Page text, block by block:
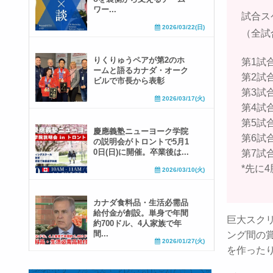
試合ス
（全
第1試
第2試
第3試
第4試
第5試
第6試
第7試
*先に4
巨大スク
ング間の
を作った
ワー...
2026/03/22(日)
りくりゅうペアが第2のホ
ームと語るカナダ・オーク
ビルで市長から表彰
2026/03/17(火)
慶應義塾ニューヨーク学院
の説明会がトロントで5月1
0日(日)に開催。卒業後は...
2026/03/10(火)
カナダ食料品・生活必需品
給付金が創設。単身で年間
約700ドル、4人家族で年
間...
2026/01/27(火)